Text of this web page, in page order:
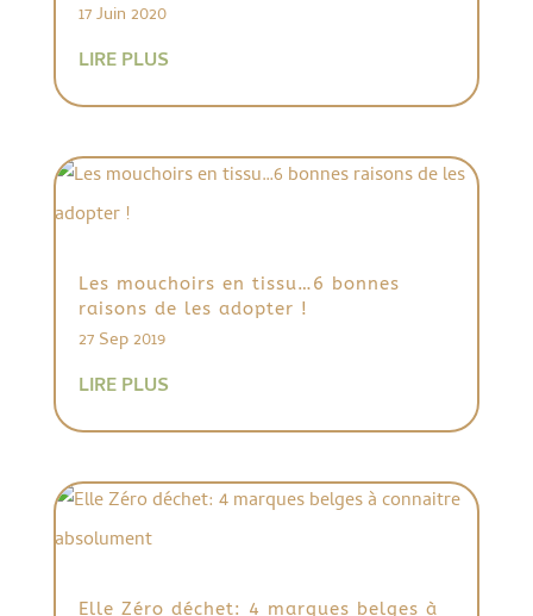
17 Juin 2020
LIRE PLUS
Les mouchoirs en tissu…6 bonnes
raisons de les adopter !
27 Sep 2019
LIRE PLUS
Elle Zéro déchet: 4 marques belges à